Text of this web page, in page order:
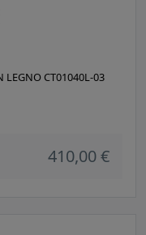
LEGNO CT01040L-03
410,00 €